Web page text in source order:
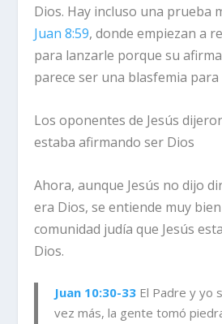
Dios. Hay incluso una prueba
Juan 8:59, donde empiezan a
para lanzarle porque su
parece ser una blasfemia
Los oponentes de Jesús
estaba afirmando ser Dios
Ahora, aunque Jesús no dijo
era Dios, se entiende muy
comunidad judía que Jesús
Dios.
Juan 10:30-33 El Padre y yo
vez más, la gente tomó